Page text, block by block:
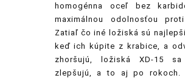
homogénna oceľ bez
maximálnou odolnosťou proti
Zatiaľ čo iné ložiská sú
keď ich kúpite z krabice, a
zhoršujú, ložiská XD-15 sa
zlepšujú, a to aj po rokoch.